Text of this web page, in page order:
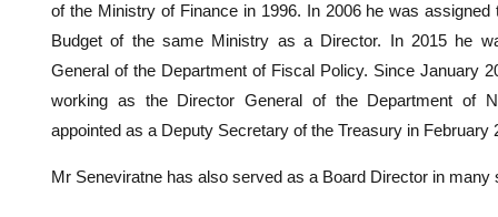
of the Ministry of Finance in 1996. In 2006 he was assigned
Budget of the same Ministry as a Director. In 2015 he
General of the Department of Fiscal Policy. Since January
working as the Director General of the Department of
appointed as a Deputy Secretary of the Treasury in February
Mr Seneviratne has also served as a Board Director in many